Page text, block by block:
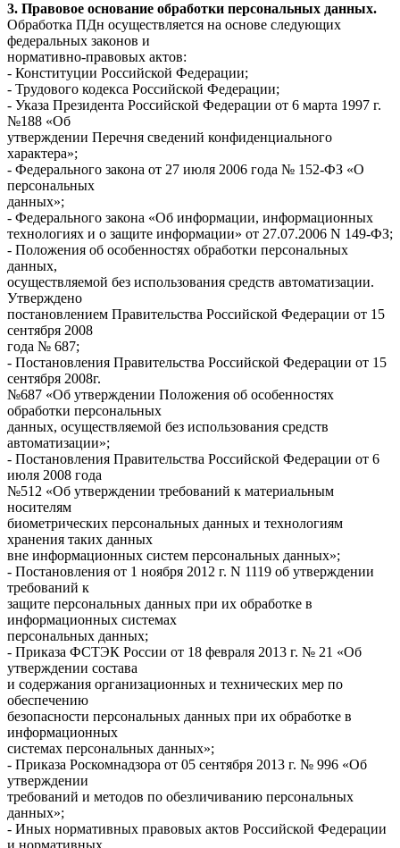
3. Правовое основание обработки персональных данных.
Обработка ПДн осуществляется на основе следующих
федеральных законов и
нормативно-правовых актов:
- Конституции Российской Федерации;
- Трудового кодекса Российской Федерации;
- Указа Президента Российской Федерации от 6 марта 1997 г.
№188 «Об
утверждении Перечня сведений конфиденциального
характера»;
- Федерального закона от 27 июля 2006 года № 152-ФЗ «О
персональных
данных»;
- Федерального закона «Об информации, информационных
технологиях и о защите информации» от 27.07.2006 N 149-ФЗ;
- Положения об особенностях обработки персональных
данных,
осуществляемой без использования средств автоматизации.
Утверждено
постановлением Правительства Российской Федерации от 15
сентября 2008
года № 687;
- Постановления Правительства Российской Федерации от 15
сентября 2008г.
№687 «Об утверждении Положения об особенностях
обработки персональных
данных, осуществляемой без использования средств
автоматизации»;
- Постановления Правительства Российской Федерации от 6
июля 2008 года
№512 «Об утверждении требований к материальным
носителям
биометрических персональных данных и технологиям
хранения таких данных
вне информационных систем персональных данных»;
- Постановления от 1 ноября 2012 г. N 1119 об утверждении
требований к
защите персональных данных при их обработке в
информационных системах
персональных данных;
- Приказа ФСТЭК России от 18 февраля 2013 г. № 21 «Об
утверждении состава
и содержания организационных и технических мер по
обеспечению
безопасности персональных данных при их обработке в
информационных
системах персональных данных»;
- Приказа Роскомнадзора от 05 сентября 2013 г. № 996 «Об
утверждении
требований и методов по обезличиванию персональных
данных»;
- Иных нормативных правовых актов Российской Федерации